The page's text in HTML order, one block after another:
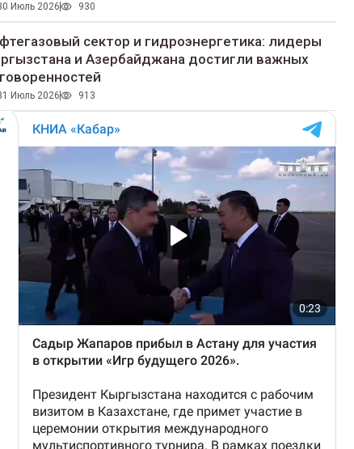
Июль 2026 930
сектор и гидроэнергетика: лидеры
и Азербайджана достигли важных
Июль 2026 913